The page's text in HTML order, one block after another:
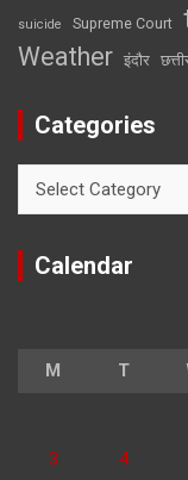
suicide Supreme Court
Weather इंदौर
Categories
Calendar
M T
3 4